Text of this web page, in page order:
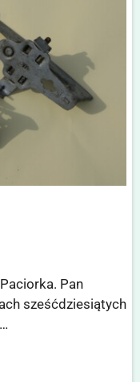
Pan
sześćdziesiątych